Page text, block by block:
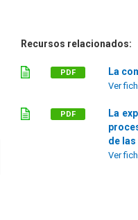
Recursos relacionados:
PDF La
Ver
PDF
La
de
Ver